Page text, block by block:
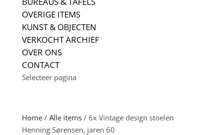
OVERIGE ITEMS
KUNST & OBJECTEN
VERKOCHT ARCHIEF
OVER ONS
CONTACT
Selecteer pagina
Home/ Alle items/ 6x Vintage design stoelen
Henning Sørensen, jaren 60